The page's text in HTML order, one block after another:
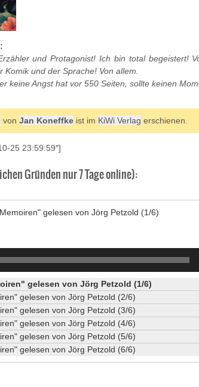
und Protagonist! Ich bin total begeistert!
Komik und der Sprache! Von allem.
keine Angst hat vor 550 Seiten, sollte keinen
von Jan Koneffke ist im KiWi Verlag erschienen.
25 23:59:59″]
Gründen nur 7 Tage online):
gelesen von Jörg Petzold (1/6)
gelesen von Jörg Petzold (1/6)
gelesen von Jörg Petzold (2/6)
gelesen von Jörg Petzold (3/6)
gelesen von Jörg Petzold (4/6)
gelesen von Jörg Petzold (5/6)
gelesen von Jörg Petzold (6/6)